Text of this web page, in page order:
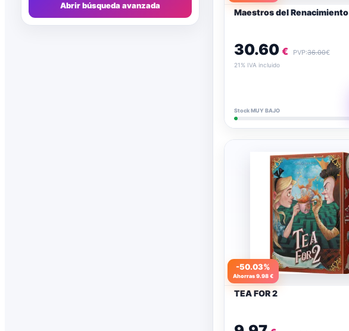
Abrir búsqueda avanzada
Maestros del Renacimiento
30.60 € PVP:36.00€
21% IVA incluido
Stock MUY BAJO
-50.03%
Ahorras 9.98 €
TEA FOR 2